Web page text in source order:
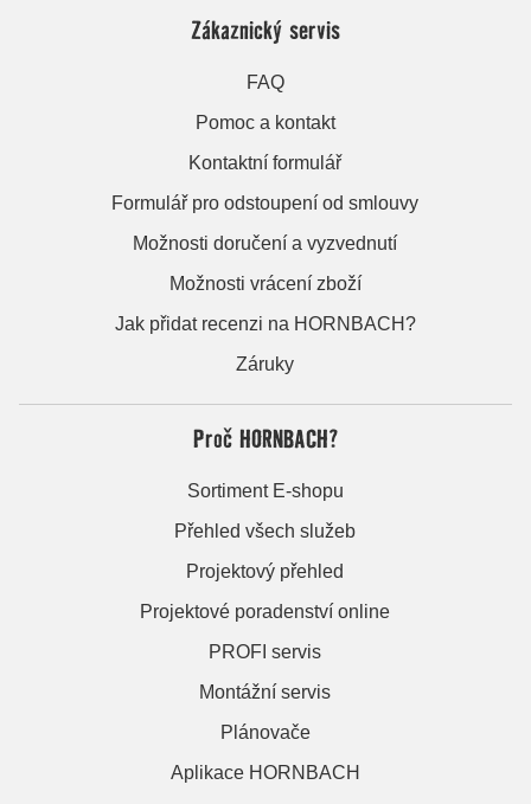
Zákaznický servis
FAQ
Pomoc a kontakt
Kontaktní formulář
Formulář pro odstoupení od smlouvy
Možnosti doručení a vyzvednutí
Možnosti vrácení zboží
Jak přidat recenzi na HORNBACH?
Záruky
Proč HORNBACH?
Sortiment E-shopu
Přehled všech služeb
Projektový přehled
Projektové poradenství online
PROFI servis
Montážní servis
Plánovače
Aplikace HORNBACH